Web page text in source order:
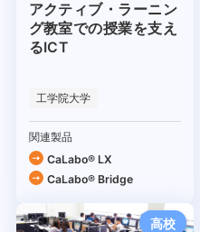
アクティブ・ラーニン
グ教室での授業を支え
るICT
工学院大学
関連製品
CaLabo® LX
CaLabo® Bridge
高校